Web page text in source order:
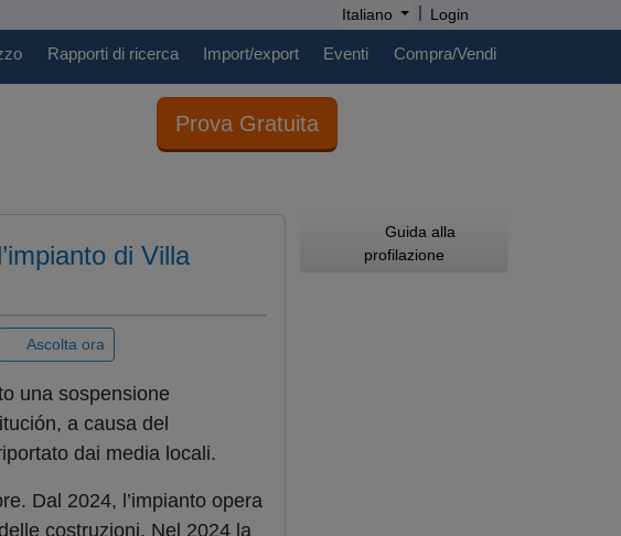
Italiano | Login
Rapporti di ricerca Import/export Eventi Compra/Vendi
Prova Gratuita
di Villa
Ascolta ora
una sospensione
a causa del
dai media locali.
Dal 2024, l’impianto opera
costruzioni. Nel 2024 la
Guida alla
profilazione